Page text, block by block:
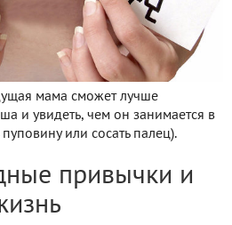
мама сможет лучше
и увидеть, чем он занимается в
или сосать палец).
привычки и